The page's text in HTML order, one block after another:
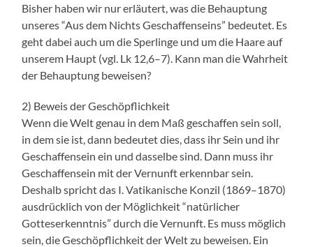
Bisher haben wir nur erläutert, was die Behauptung
unseres “Aus dem Nichts Geschaffenseins” bedeutet. Es
geht dabei auch um die Sperlinge und um die Haare auf
unserem Haupt (vgl. Lk 12,6–7). Kann man die Wahrheit
der Behauptung beweisen?
2) Beweis der Geschöpflichkeit
Wenn die Welt genau in dem Maß geschaffen sein soll,
in dem sie ist, dann bedeutet dies, dass ihr Sein und ihr
Geschaffensein ein und dasselbe sind. Dann muss ihr
Geschaffensein mit der Vernunft erkennbar sein.
Deshalb spricht das I. Vatikanische Konzil (1869–1870)
ausdrücklich von der Möglichkeit “natürlicher
Gotteserkenntnis” durch die Vernunft. Es muss möglich
sein, die Geschöpflichkeit der Welt zu beweisen. Ein